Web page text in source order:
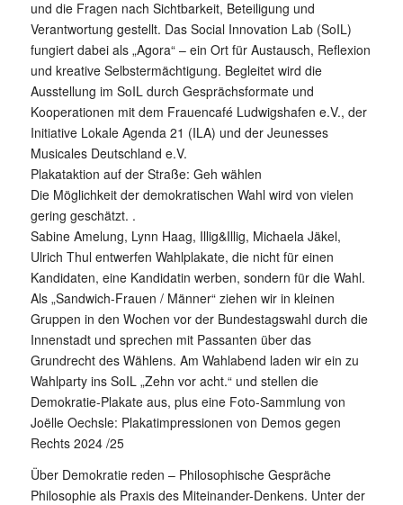
und die Fragen nach Sichtbarkeit, Beteiligung und
Verantwortung gestellt. Das Social Innovation Lab (SoIL)
fungiert dabei als „Agora“ – ein Ort für Austausch, Reflexion
und kreative Selbstermächtigung. Begleitet wird die
Ausstellung im SoIL durch Gesprächsformate und
Kooperationen mit dem Frauencafé Ludwigshafen e.V., der
Initiative Lokale Agenda 21 (ILA) und der Jeunesses
Musicales Deutschland e.V.
Plakataktion auf der Straße: Geh wählen
Die Möglichkeit der demokratischen Wahl wird von vielen
gering geschätzt. .
Sabine Amelung, Lynn Haag, Illig&Illig, Michaela Jäkel,
Ulrich Thul entwerfen Wahlplakate, die nicht für einen
Kandidaten, eine Kandidatin werben, sondern für die Wahl.
Als „Sandwich-Frauen / Männer“ ziehen wir in kleinen
Gruppen in den Wochen vor der Bundestagswahl durch die
Innenstadt und sprechen mit Passanten über das
Grundrecht des Wählens. Am Wahlabend laden wir ein zu
Wahlparty ins SoIL „Zehn vor acht.“ und stellen die
Demokratie-Plakate aus, plus eine Foto-Sammlung von
Joëlle Oechsle: Plakatimpressionen von Demos gegen
Rechts 2024 /25
Über Demokratie reden – Philosophische Gespräche
Philosophie als Praxis des Miteinander-Denkens. Unter der